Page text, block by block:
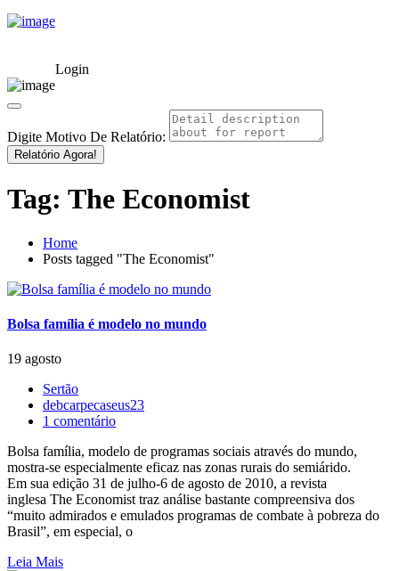
Login
Digite Motivo De Relatório:
Relatório Agora!
Tag: The Economist
Home
Posts tagged "The Economist"
Bolsa família é modelo no mundo
19 agosto
Sertão
debcarpecaseus23
1 comentário
Bolsa família, modelo de programas sociais através do mundo,
mostra-se especialmente eficaz nas zonas rurais do semiárido.
Em sua edição 31 de julho-6 de agosto de 2010, a revista
inglesa The Economist traz análise bastante compreensiva dos
“muito admirados e emulados programas de combate à pobreza do
Brasil”, em especial, o
Leia Mais